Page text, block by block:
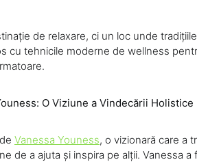
de relaxare, ci un loc unde
cu tehnicile moderne de wellness
O Viziune a Vindecării Holistice
Vanessa Youness, o vizionară care a
de a ajuta și inspira pe alții. Vanessa